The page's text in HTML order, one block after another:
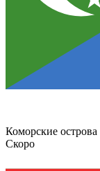
Коморские острова
Скоро